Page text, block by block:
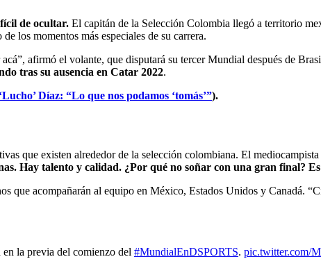
de ocultar. El capitán de la Selección Colombia llegó a territorio
los momentos más especiales de su carrera.
afirmó el volante, que disputará su tercer Mundial después de
tras su ausencia en Catar 2022.
Díaz: “Lo que nos podamos ‘tomás’”).
que existen alrededor de la selección colombiana. El
Hay talento y calidad. ¿Por qué no soñar con una gran final?
que acompañarán al equipo en México, Estados Unidos y Canadá.
la previa del comienzo del #MundialEnDSPORTS. pic.twitter.com/